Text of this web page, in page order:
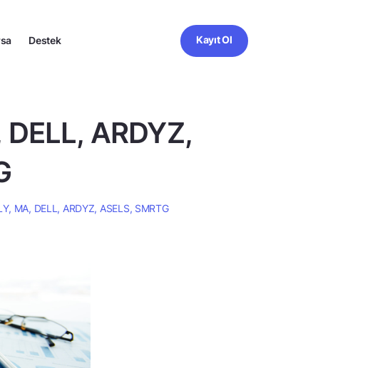
Destek Kayıt Ol
ARDYZ,
MA, DELL, ARDYZ, ASELS, SMRTG